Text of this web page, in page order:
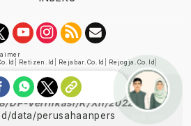
Retizen.id Rejabar.co.id Rejogja.co.id
oleh Dewan Pers
DP-Verifikasi/K/XII/2022
data/perusahaanpers